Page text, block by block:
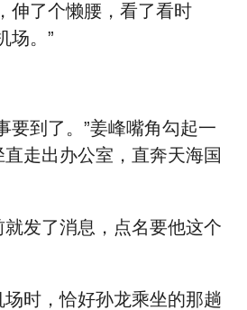
伸了个懒腰，看了看时
场。”
要到了。”姜峰嘴角勾起一
走出办公室，直奔天海国
发了消息，点名要他这个
场时，恰好孙龙乘坐的那趟